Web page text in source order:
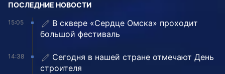
ПОСЛЕДНИЕ НОВОСТИ
15:05
В сквере «Сердце Омска» проходит
большой фестиваль
14:38
Сегодня в нашей стране отмечают День
строителя